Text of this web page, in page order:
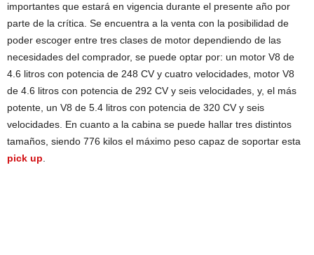
importantes que estará en vigencia durante el presente año por
parte de la crítica. Se encuentra a la venta con la posibilidad de
poder escoger entre tres clases de motor dependiendo de las
necesidades del comprador, se puede optar por: un motor V8 de
4.6 litros con potencia de 248 CV y cuatro velocidades, motor V8
de 4.6 litros con potencia de 292 CV y seis velocidades, y, el más
potente, un V8 de 5.4 litros con potencia de 320 CV y seis
velocidades. En cuanto a la cabina se puede hallar tres distintos
tamaños, siendo 776 kilos el máximo peso capaz de soportar esta
pick up